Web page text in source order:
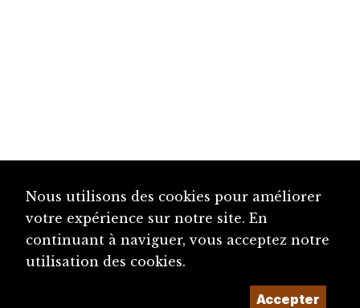
Nous utilisons des cookies pour améliorer
votre expérience sur notre site. En
continuant à naviguer, vous acceptez notre
utilisation des cookies.
Accepter